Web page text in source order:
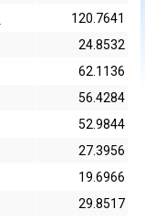
120.7641
24.8532
62.1136
56.4284
52.9844
27.3956
19.6966
29.8517